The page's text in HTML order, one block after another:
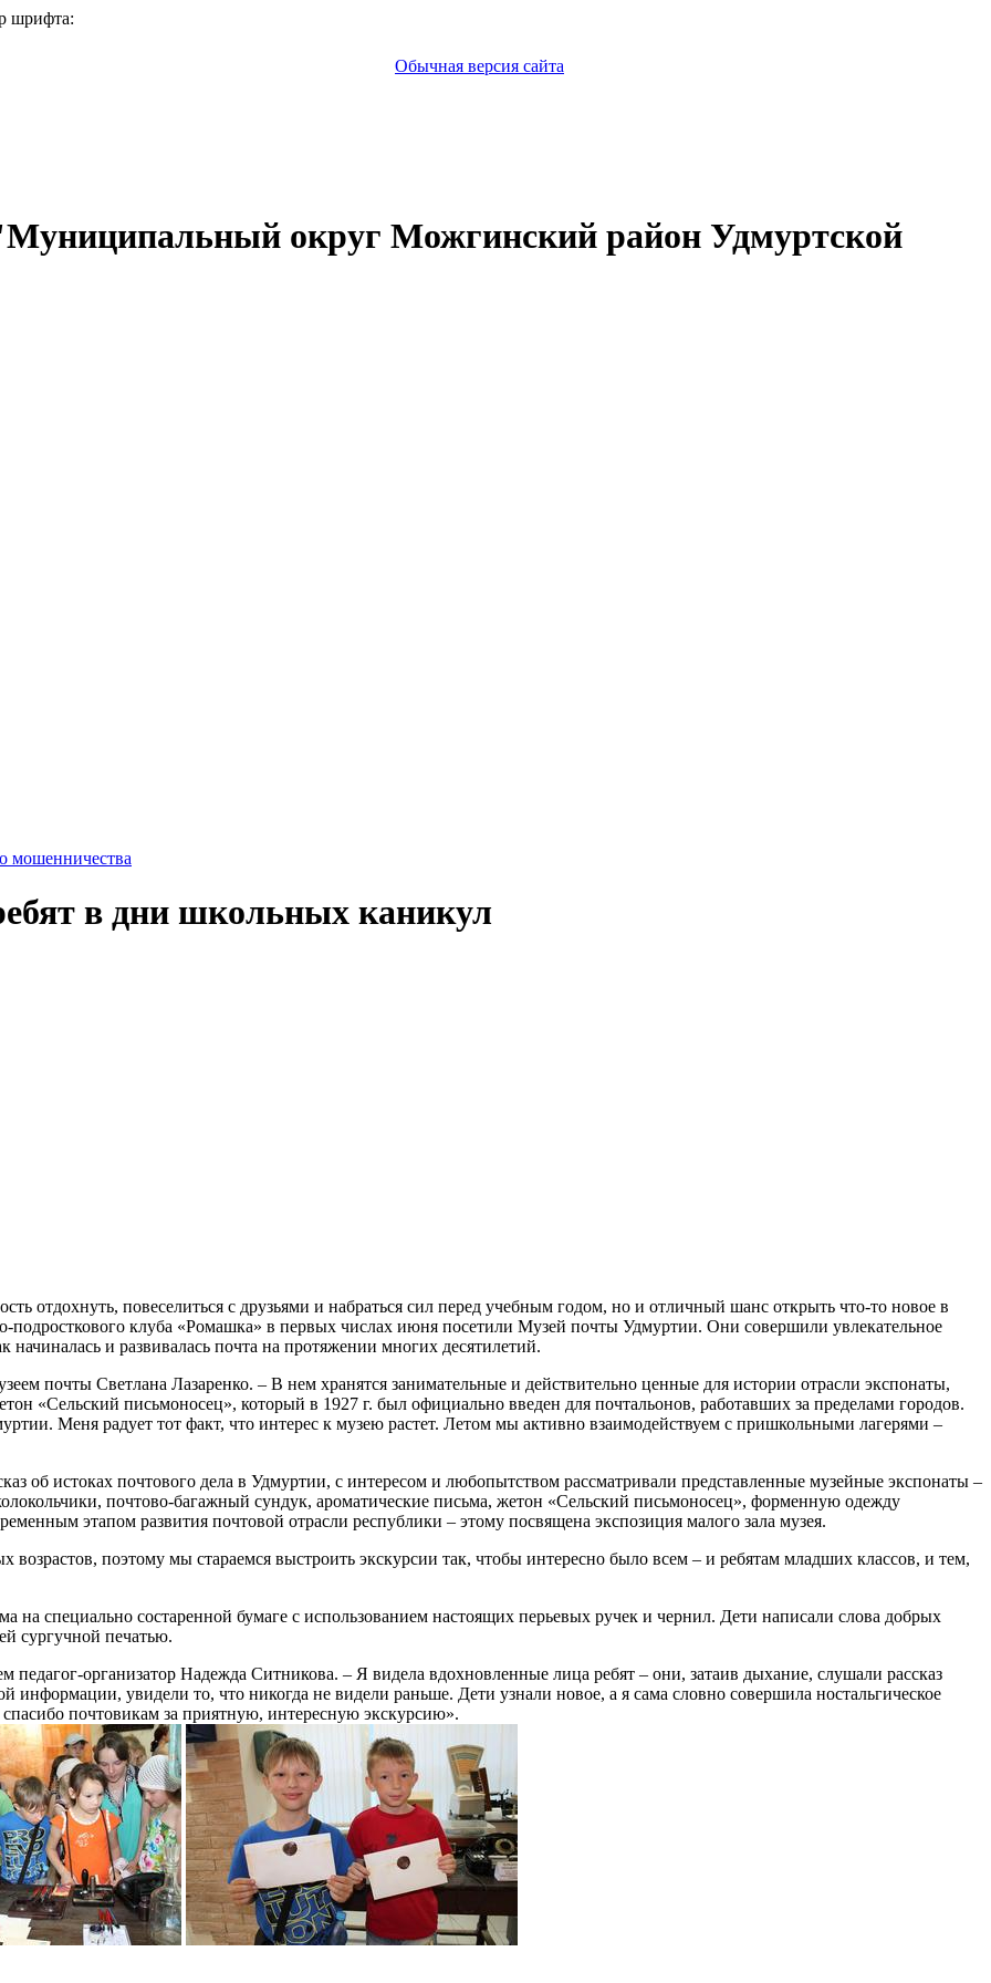
шрифта:
Обычная версия сайта
округ Можгинский район Удмуртской
мошенничества
в дни школьных каникул
отдохнуть, повеселиться с друзьями и набраться сил перед учебным годом, но и отличный шанс открыть что-то новое в
подросткового клуба «Ромашка» в первых числах июня посетили Музей почты Удмуртии. Они совершили увлекательное
и развивалась почта на протяжении многих десятилетий.
почты Светлана Лазаренко. – В нем хранятся занимательные и действительно ценные для истории отрасли экспонаты,
«Сельский письмоносец», который в 1927 г. был официально введен для почтальонов, работавших за пределами городов.
Меня радует тот факт, что интерес к музею растет. Летом мы активно взаимодействуем с пришкольными лагерями –
об истоках почтового дела в Удмуртии, с интересом и любопытством рассматривали представленные музейные экспонаты –
почтово-багажный сундук, ароматические письма, жетон «Сельский письмоносец», форменную одежду
этапом развития почтовой отрасли республики – этому посвящена экспозиция малого зала музея.
возрастов, поэтому мы стараемся выстроить экскурсии так, чтобы интересно было всем – и ребятам младших классов, и тем,
на специально состаренной бумаге с использованием настоящих перьевых ручек и чернил. Дети написали слова добрых
сургучной печатью.
организатор Надежда Ситникова. – Я видела вдохновленные лица ребят – они, затаив дыхание, слушали рассказ
информации, увидели то, что никогда не видели раньше. Дети узнали новое, а я сама словно совершила ностальгическое
почтовикам за приятную, интересную экскурсию».